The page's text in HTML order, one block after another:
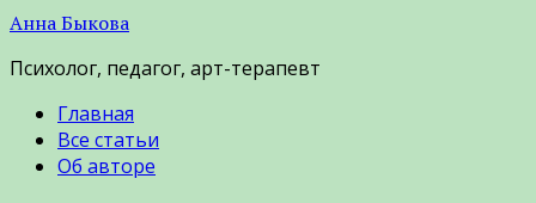
Анна Быкова
Психолог, педагог, арт-терапевт
Главная
Все статьи
Об авторе